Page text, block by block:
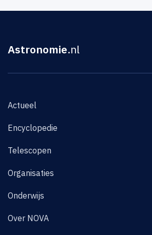
Astronomie.nl
Actueel
Encyclopedie
Telescopen
Organisaties
Onderwijs
Over NOVA